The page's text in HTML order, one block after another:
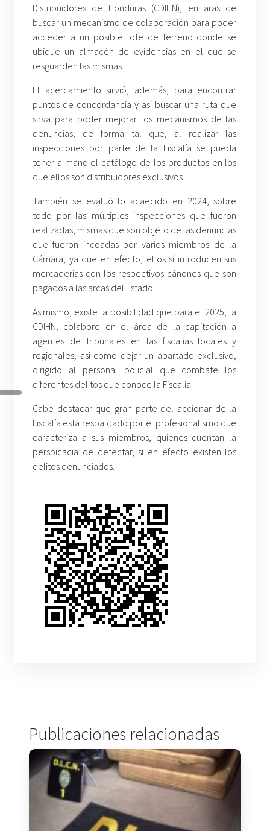
Distribuidores de Honduras (CDIHN), en aras de
buscar un mecanismo de colaboración para poder
acceder a un posible lote de terreno donde se
ubique un almacén de evidencias en el que se
resguarden las mismas.
El acercamiento sirvió, además, para encontrar
puntos de concordancia y así buscar una ruta que
sirva para poder mejorar los mecanismos de las
denuncias; de forma tal que, al realizar las
inspecciones por parte de la Fiscalía se pueda
tener a mano el catálogo de los productos en los
que ellos son distribuidores exclusivos.
También se evaluó lo acaecido en 2024, sobre
todo por las múltiples inspecciones que fueron
realizadas, mismas que son objeto de las denuncias
que fueron incoadas por varios miembros de la
Cámara; ya que en efecto, ellos sí introducen sus
mercaderías con los respectivos cánones que son
pagados a las arcas del Estado.
Asimismo, existe la posibilidad que para el 2025, la
CDIHN, colabore en el área de la capitación a
agentes de tribunales en las fiscalías locales y
regionales; así como dejar un apartado exclusivo,
dirigido al personal policial que combate los
diferentes delitos que conoce la Fiscalía.
Cabe destacar que gran parte del accionar de la
Fiscalía está respaldado por el profesionalismo que
caracteriza a sus miembros, quienes cuentan la
perspicacia de detectar, si en efecto existen los
delitos denunciados.
Publicaciones relacionadas